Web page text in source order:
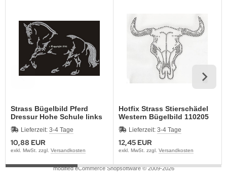
Strass Bügelbild Pferd
Dressur Hohe Schule links
130319
Lieferzeit: 3-4 Tage
10,88 EUR
exkl. MwSt. zzgl. Versandkosten
Hotfix Strass Stierschädel
Western Bügelbild 110205
Lieferzeit: 3-4 Tage
12,45 EUR
exkl. MwSt. zzgl. Versandkosten
modified eCommerce Shopsoftware © 2009-2026